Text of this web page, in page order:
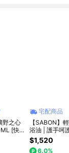
野之心
[快
宅配商品
【SABON】
浴油 | 護手呵
[輕潤沐浴油
500ml+護手
$1,520
6.0%